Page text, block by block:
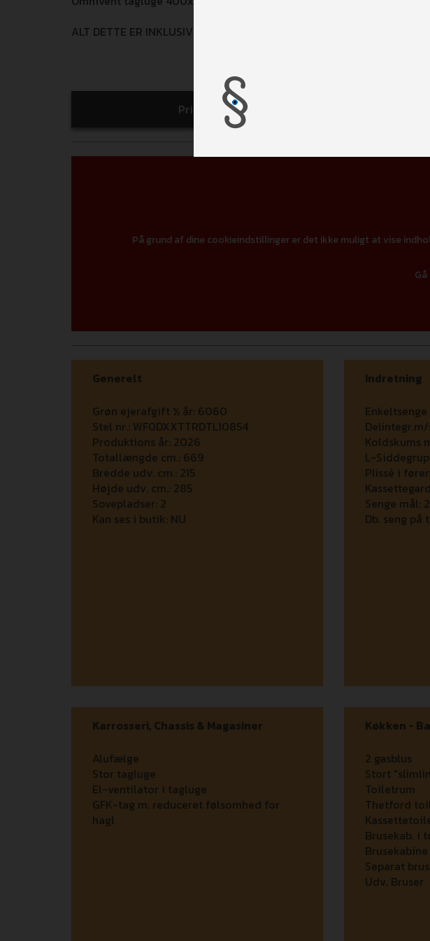
ALT DETTE ER INKLUSIV I UDSALGSPRISEN!
Print
På grund af dine cookieindstillinger er det ikke muligt at vise
Generelt
Grøn ejerafgift ½ år: 6060
Stel nr.: WF0DXXTTRDTL10854
Produktions år: 2026
Totallængde cm.: 669
Bredde udv. cm.: 215
Højde udv. cm.: 285
Sovepladser: 2
Kan ses i butik: NU
Indretning
Enkeltsenge
Koldskums
L-
Plissé i
Senge mål:
Db. seng på
Karrosseri, Chassis & Magasiner
Alufælge
Stor tagluge
El-ventilator i tagluge
GFK-tag m. reduceret følsomhed for
hagl
Køkken -
2 gasblus
Stort
Toiletrum
Thetford
Brusekab. i
Brusekabine
Separat
Udv. Bruser